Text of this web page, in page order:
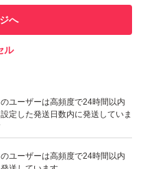
、くすみ*2のベールまで
られた処方の数々。
に働きかける。フィルム
。まつエクOK。
取引実績があります
ユーザーは高頻度で24時間以内
設定した発送日数内に発送していま
ユーザーは高頻度で24時間以内
へ
ル